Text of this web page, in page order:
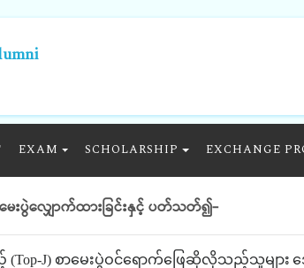
EXAM SCHOLARSHIP EXCHANGE
ေးပွဲလျှောက်ထားခြင်းနှင့် ပတ်သတ်၍-
(Top-J) စာမေးပွဲဝင်ရောက်ဖြေဆိုလိုသည့်သူများ